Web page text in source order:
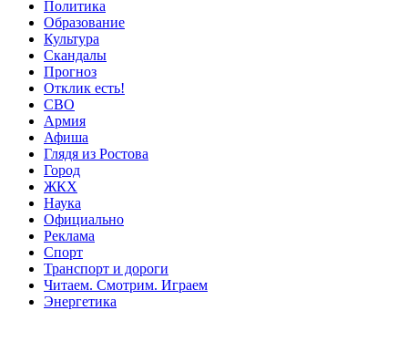
Политика
Образование
Культура
Скандалы
Прогноз
Отклик есть!
СВО
Армия
Афиша
Глядя из Ростова
Город
ЖКХ
Наука
Официально
Реклама
Спорт
Транспорт и дороги
Читаем. Смотрим. Играем
Энергетика